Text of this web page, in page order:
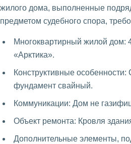
жилого дома, выполненные
предметом судебного спора,
Многоквартирный жилой дом:
«Арктика».
Конструктивные
фундамент свайный.
Коммуникации: Дом не
Объект ремонта: Кровля
Дополнительные элементы,